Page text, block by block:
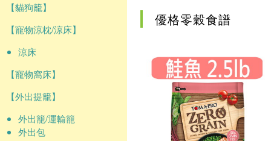
【貓狗籠】
【寵物涼枕/涼床】
涼床
【寵物窩床】
【外出提籠】
外出籠/運輸籠
外出包
優格零穀食譜